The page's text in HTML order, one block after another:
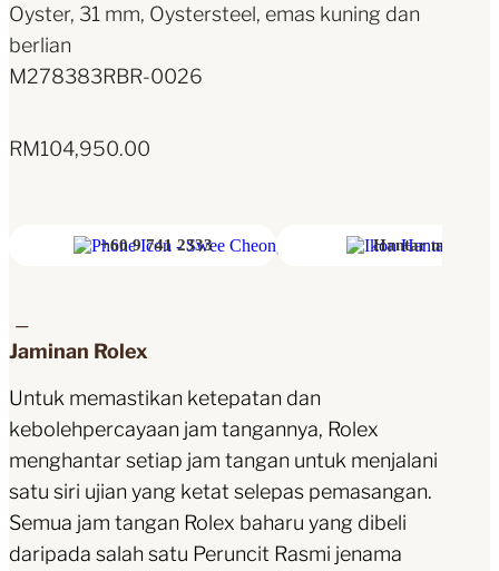
Oyster, 31 mm, Oystersteel, emas kuning dan
berlian
M278383RBR-0026
RM104,950.00
+60 9 741 2333 Hantar mesej
Jaminan Rolex
Untuk memastikan ketepatan dan
kebolehpercayaan jam tangannya, Rolex
menghantar setiap jam tangan untuk menjalani
satu siri ujian yang ketat selepas pemasangan.
Semua jam tangan Rolex baharu yang dibeli
daripada salah satu Peruncit Rasmi jenama